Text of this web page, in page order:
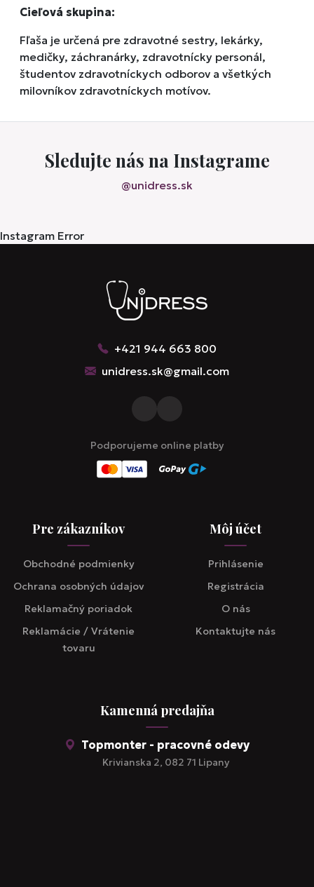
Cieľová skupina:
Fľaša je určená pre zdravotné sestry, lekárky,
medičky, záchranárky, zdravotnícky personál,
študentov zdravotníckych odborov a všetkých
milovníkov zdravotníckych motívov.
Sledujte nás na Instagrame
@unidress.sk
Instagram Error
+421 944 663 800
unidress.sk@gmail.com
Podporujeme online platby
Pre zákazníkov
Obchodné podmienky
Ochrana osobných údajov
Reklamačný poriadok
Reklamácie / Vrátenie
tovaru
Môj účet
Prihlásenie
Registrácia
O nás
Kontaktujte nás
Kamenná predajňa
Topmonter - pracovné odevy
Krivianska 2, 082 71 Lipany